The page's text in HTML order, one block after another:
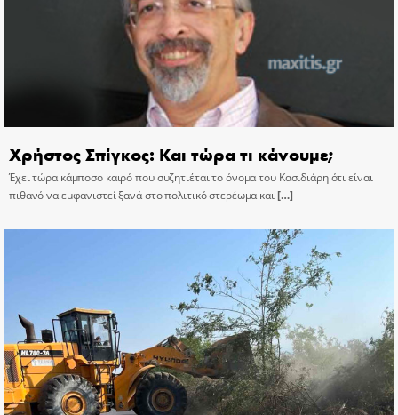
Χρήστος Σπίγκος: Και τώρα τι κάνουμε;
Έχει τώρα κάμποσο καιρό που συζητιέται το όνομα του Κασιδιάρη ότι είναι
πιθανό να εμφανιστεί ξανά στο πολιτικό στερέωμα και[…]